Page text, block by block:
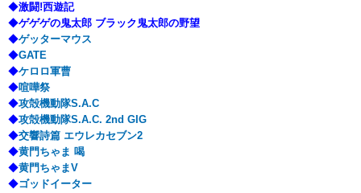
◆激闘!西遊記
◆ゲゲゲの鬼太郎 ブラック鬼太郎の野望
◆ゲッターマウス
◆GATE
◆ケロロ軍曹
◆喧嘩祭
◆攻殻機動隊S.A.C
◆攻殻機動隊S.A.C. 2nd GIG
◆交響詩篇 エウレカセブン2
◆黄門ちゃま 喝
◆黄門ちゃまV
◆ゴッドイーター